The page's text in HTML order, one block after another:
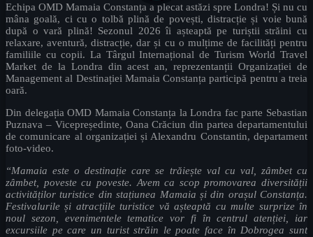
Echipa OMD Mamaia Constanța a plecat astăzi spre Londra! Și nu cu
mâna goală, ci cu o tolbă plină de povești, distracție și voie bună
după o vară plină! Sezonul 2026 îi așteaptă pe turiștii străini cu
relaxare, aventură, distracție, dar și cu o mulțime de facilități pentru
familiile cu copii. La Târgul Internațional de Turism World Travel
Market de la Londra din acest an, reprezentanții Organizației de
Management al Destinației Mamaia Constanța participă pentru a treia
oară.
Din delegația OMD Mamaia Constanța la Londra fac parte Sebastian
Puznava – Vicepreședinte, Oana Crăciun din partea departamentului
de comunicare al organizației și Alexandru Constantin, departament
foto-video.
“Mamaia este o destinație care se trăiește val cu val, zâmbet cu
zâmbet, poveste cu poveste. Avem ca scop promovarea diversității
activităților turistice din stațiunea Mamaia și din orașul Constanța.
Festivalurile și atracțiile turistice vă așteaptă cu multe surprize în
noul sezon, evenimentele tematice vor fi în centrul atenției, iar
excursiile pe care un turist străin le poate face în Dobrogea sunt